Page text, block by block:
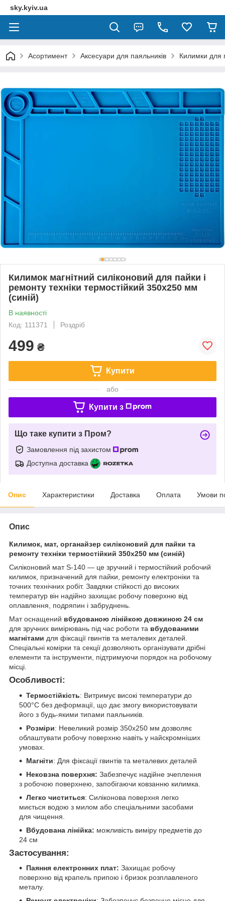
sky.kyiv.ua
Асортимент Аксесуари для паяльників Килимки для
Килимок магнітний силіконовий для пайки і
ремонту техніки термостійкий 350х250 мм
(синій)
В наявності
Код: 111371
Роздріб
499 ₴
Купити
або
Купити з
Що таке купити з Пром?
Замовлення під захистом
Доступна доставка
Опис Характеристики Доставка Оплата Умови
Опис
Килимок, мат, органайзер силіконовий для пайки та
ремонту техніки термостійкий 350х250 мм (синій)
Силіконовий мат S-140 — це зручний і термостійкий робочий
килимок, призначений для пайки, ремонту електроніки та
точних технічних робіт. Завдяки стійкості до високих
температур він надійно захищає робочу поверхню від
оплавлення, подряпин і забруднень.
Мат оснащений вбудованою лінійкою довжиною 24 см
для зручних вимірювань під час роботи та вбудованими
магнітами для фіксації гвинтів та металевих деталей.
Спеціальні комірки та секції дозволяють організувати дрібні
елементи та інструменти, підтримуючи порядок на робочому
місці.
Особливості:
Термостійкість: Витримує високі температури до
500°C без деформації, що дає змогу використовувати
його з будь-якими типами паяльників.
Розміри: Невеликий розмір 350х250 мм дозволяє
облаштувати робочу поверхню навіть у найскромніших
умовах.
Магніти: Для фіксації гвинтів та металевих деталей
Нековзна поверхня: Забезпечує надійне зчеплення
з робочою поверхнею, запобігаючи ковзанню килимка.
Легко чиститься: Силіконова поверхня легко
миється водою з милом або спеціальними засобами
для чищення.
Вбудована лінійка: можливість виміру предметів до
24 см
Застосування:
Паяння електронних плат: Захищає робочу
поверхню від крапель припою і бризок розплавленого
металу.